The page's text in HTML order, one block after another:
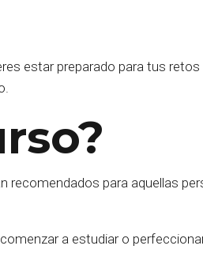
estar preparado para tus
recomendados para aquellas
a estudiar o